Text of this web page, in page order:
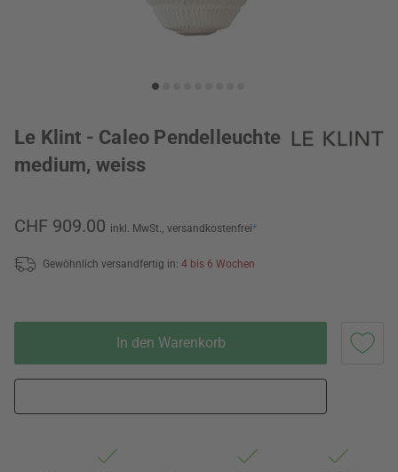
Le Klint - Caleo Pendelleuchte
medium, weiss
CHF 909.00 inkl. MwSt., versandkostenfrei*
Gewöhnlich versandfertig in: 4 bis 6 Wochen
In den Warenkorb